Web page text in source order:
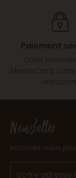
Paiement
Carte
MasterCard,
Newsletter
Inscrivez-vous